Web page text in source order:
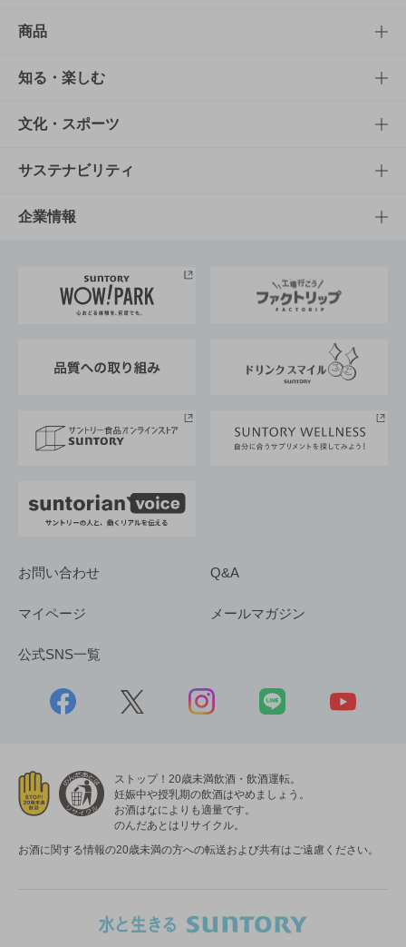
商品
商品TOP
商品一覧
商品発売情報
栄養成分一覧
知る・楽しむ
知る・楽しむTOP
キャンペーン
工場見学
地域情報
文化・スポーツ
文化・スポーツTOP
サントリーホール
サントリーサンバーズ大阪
サステナビリティ
サステナビリティTOP
サントリーが考えるサステナビリティ経営
企業情報
企業概要
採用情報
お問い合わせ Q&A
マイページ メールマガジン
公式SNS一覧
ストップ！20歳未満飲酒・飲酒運転。
妊娠中や授乳期の飲酒はやめましょう。
お酒はなによりも適量です。
のんだあとはリサイクル。
お酒に関する情報の20歳未満の方への転送および共有はご遠慮ください。